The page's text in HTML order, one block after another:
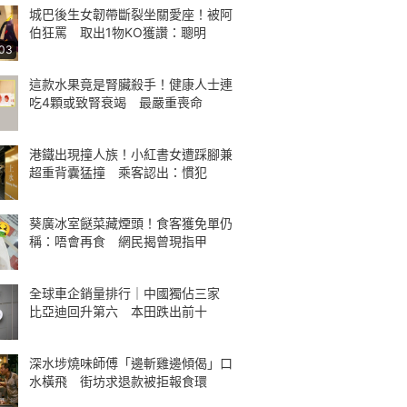
城巴後生女韌帶斷裂坐關愛座！被阿
伯狂罵 取出1物KO獲讚：聰明
這款水果竟是腎臟殺手！健康人士連
吃4顆或致腎衰竭 最嚴重喪命
港鐵出現撞人族！小紅書女遭踩腳兼
超重背囊猛撞 乘客認出：慣犯
葵廣冰室餸菜藏煙頭！食客獲免單仍
稱：唔會再食 網民揭曾現指甲
全球車企銷量排行｜中國獨佔三家
比亞迪回升第六 本田跌出前十
深水埗燒味師傅「邊斬雞邊傾偈」口
水橫飛 街坊求退款被拒報食環